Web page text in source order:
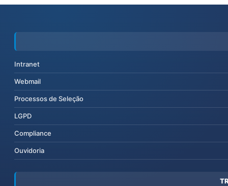
Intranet
Webmail
Processos de Seleção
LGPD
Compliance
Ouvidoria